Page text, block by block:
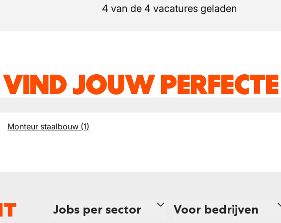
4 van de 4 vacatures geladen
VIND JOUW
Monteur staalbouw (1)
Jobs per sector Voor bedrijven